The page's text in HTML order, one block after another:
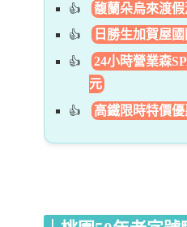
馥蘭朵烏來渡
日勝生加賀屋
24小時營業森
元
高鐵限時特價優